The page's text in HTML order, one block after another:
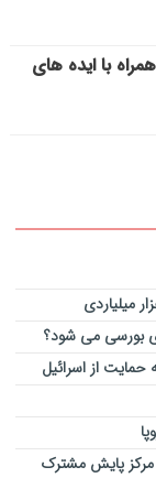
با ایده های
بورسی می شود؟
پایش مشترک